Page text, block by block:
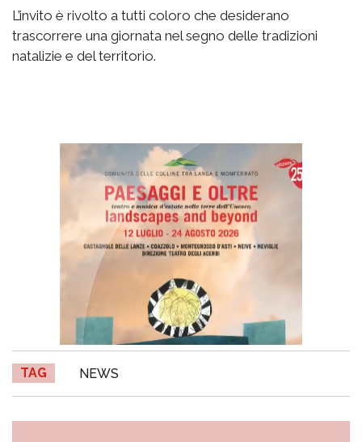
L’invito è rivolto a tutti coloro che desiderano
trascorrere una giornata nel segno delle tradizioni
natalizie e del territorio.
TAG NEWS